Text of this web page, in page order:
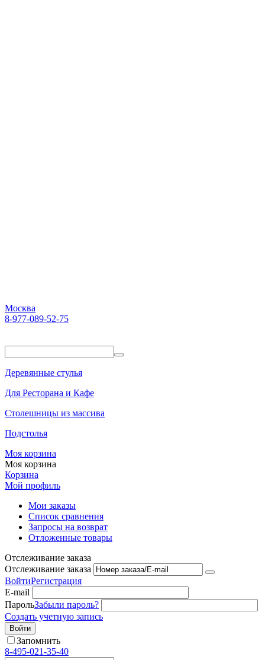
Москва
8-977-089-52-75
Деревянные стулья
Для Ресторана и Кафе
Столешницы из массива
Подстолья
Моя корзина
Моя корзина
Корзина
Мой профиль
Мои заказы
Список сравнения
Запросы на возврат
Отложенные товары
Отслеживание заказа
Отслеживание заказа
ВойтиРегистрация
E-mail
ПарольЗабыли пароль?
Создать учетную запись
Войти
Запомнить
8-495-021-35-40